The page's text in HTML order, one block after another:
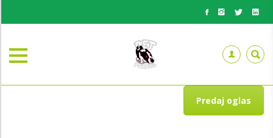
Predaj oglas